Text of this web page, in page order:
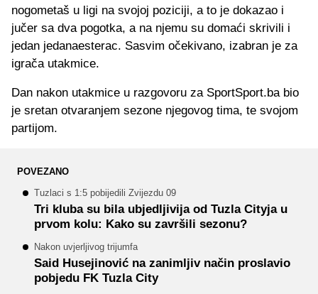
nogometaš u ligi na svojoj poziciji, a to je dokazao i
jučer sa dva pogotka, a na njemu su domaći skrivili i
jedan jedanaesterac. Sasvim očekivano, izabran je za
igrača utakmice.
Dan nakon utakmice u razgovoru za SportSport.ba bio
je sretan otvaranjem sezone njegovog tima, te svojom
partijom.
POVEZANO
Tuzlaci s 1:5 pobijedili Zvijezdu 09
Tri kluba su bila ubjedljivija od Tuzla Cityja u
prvom kolu: Kako su završili sezonu?
Nakon uvjerljivog trijumfa
Said Husejinović na zanimljiv način proslavio
pobjedu FK Tuzla City